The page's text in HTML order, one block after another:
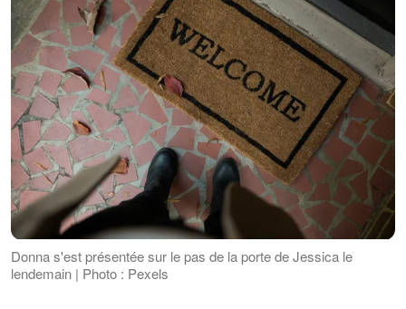
Donna s'est présentée sur le pas de la porte de Jessica le
lendemain | Photo : Pexels